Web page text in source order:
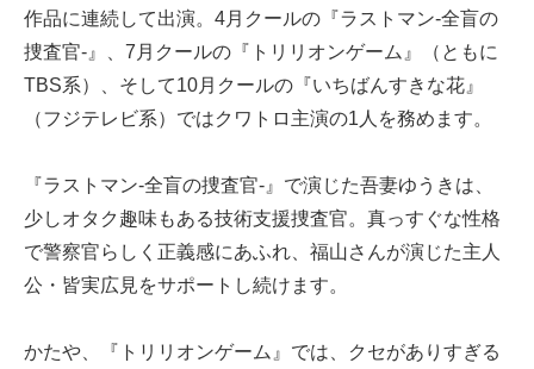
作品に連続して出演。4月クールの『ラストマン-全盲の
捜査官-』、7月クールの『トリリオンゲーム』（ともに
TBS系）、そして10月クールの『いちばんすきな花』
（フジテレビ系）ではクワトロ主演の1人を務めます。
『ラストマン-全盲の捜査官-』で演じた吾妻ゆうきは、
少しオタク趣味もある技術支援捜査官。真っすぐな性格
で警察官らしく正義感にあふれ、福山さんが演じた主人
公・皆実広見をサポートし続けます。
かたや、『トリリオンゲーム』では、クセがありすぎる